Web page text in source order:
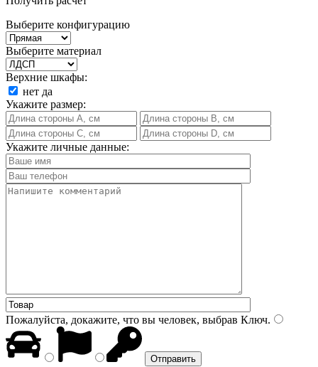
Выберите конфигурацию
Выберите материал
Верхние шкафы:
нет да
Укажите размер:
Укажите личные данные:
Пожалуйста, докажите, что вы человек, выбрав Ключ.